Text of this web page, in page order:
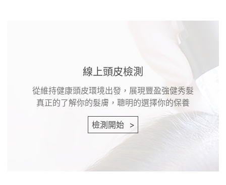
線上頭皮檢測
從維持健康頭皮環境出發，展現豐盈強健秀髮
真正的了解你的髮膚，聰明的選擇你的保養
檢測開始 >